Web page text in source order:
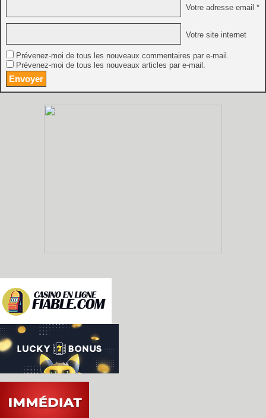
Votre adresse email *
Votre site internet
Prévenez-moi de tous les nouveaux commentaires par e-mail.
Prévenez-moi de tous les nouveaux articles par e-mail.